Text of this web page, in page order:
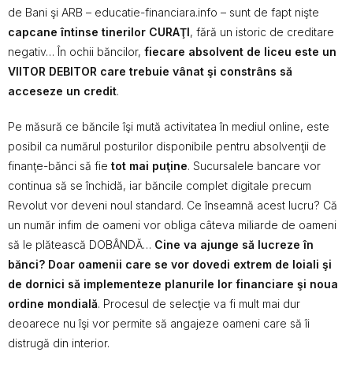
de Bani şi ARB – educatie-financiara.info – sunt de fapt nişte
capcane întinse tinerilor CURAŢI, fără un istoric de creditare
negativ… În ochii băncilor, fiecare absolvent de liceu este un
VIITOR DEBITOR care trebuie vânat şi constrâns să
acceseze un credit.
Pe măsură ce băncile îşi mută activitatea în mediul online, este
posibil ca numărul posturilor disponibile pentru absolvenţii de
finanţe-bănci să fie tot mai puţine. Sucursalele bancare vor
continua să se închidă, iar băncile complet digitale precum
Revolut vor deveni noul standard. Ce înseamnă acest lucru? Că
un număr infim de oameni vor obliga câteva miliarde de oameni
să le plătească DOBÂNDĂ… Cine va ajunge să lucreze în
bănci? Doar oamenii care se vor dovedi extrem de loiali şi
de dornici să implementeze planurile lor financiare şi noua
ordine mondială. Procesul de selecţie va fi mult mai dur
deoarece nu îşi vor permite să angajeze oameni care să îi
distrugă din interior.